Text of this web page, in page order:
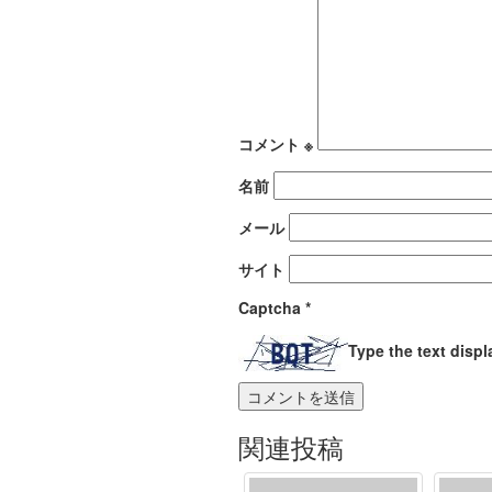
コメント ※
名前
メール
サイト
Captcha *
Type the text
関連投稿